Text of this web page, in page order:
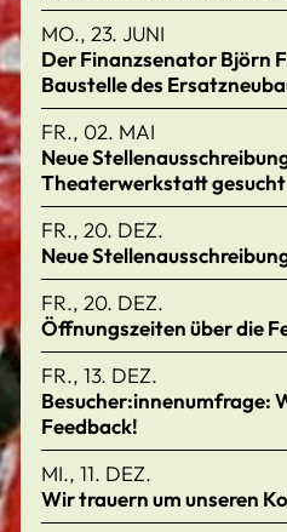
MO., 23. JUNI
Der Finanzsenator Björn
Baustelle des
FR., 02. MAI
Neue
Theaterwerkstatt gesucht
FR., 20. DEZ.
Neue
FR., 20. DEZ.
Öffnungszeiten über die
FR., 13. DEZ.
Besucher:innenumfrage:
Feedback!
MI., 11. DEZ.
Wir trauern um unseren